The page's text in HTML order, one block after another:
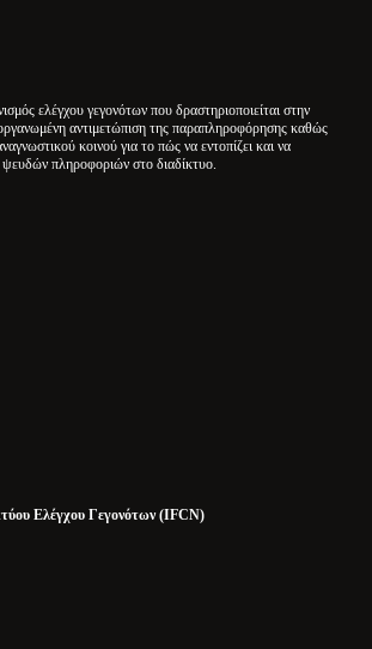
ελέγχου γεγονότων που δραστηριοποιείται στην
αντιμετώπιση της παραπληροφόρησης καθώς
κοινού για το πώς να εντοπίζει και να
πληροφοριών στο διαδίκτυο.
Ελέγχου Γεγονότων (IFCN)